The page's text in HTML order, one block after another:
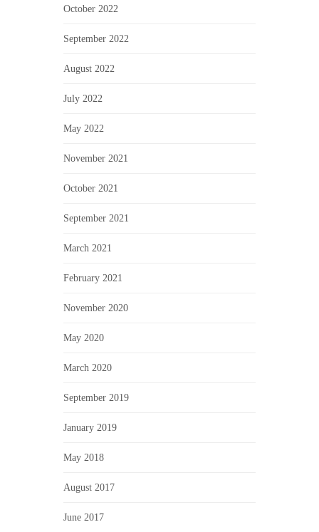
October 2022
September 2022
August 2022
July 2022
May 2022
November 2021
October 2021
September 2021
March 2021
February 2021
November 2020
May 2020
March 2020
September 2019
January 2019
May 2018
August 2017
June 2017